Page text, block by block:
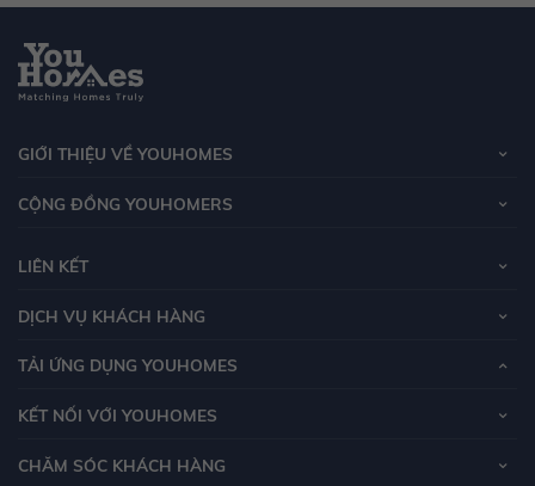
GIỚI THIỆU VỀ YOUHOMES
CỘNG ĐỒNG YOUHOMERS
LIÊN KẾT
DỊCH VỤ KHÁCH HÀNG
TẢI ỨNG DỤNG YOUHOMES
KẾT NỐI VỚI YOUHOMES
CHĂM SÓC KHÁCH HÀNG